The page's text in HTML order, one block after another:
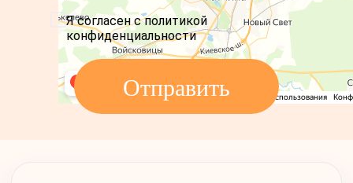
Я согласен с политикой
конфиденциальности
Отправить